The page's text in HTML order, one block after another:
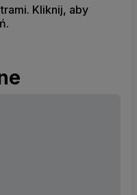
Kliknij, aby